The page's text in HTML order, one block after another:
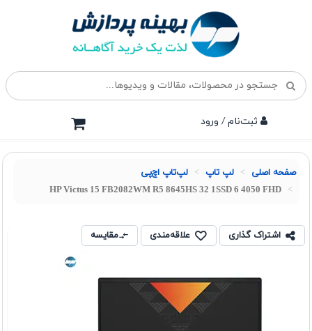
ثبت‌نام / ورود
صفحه اصلی لپ تاپ لپ‌تاپ اچ‌پی
HP Victus 15 FB2082WM R5 8645HS 32 1SSD 6 4050 FHD
اشتراک گذاری علاقه‌مندی مقایسه